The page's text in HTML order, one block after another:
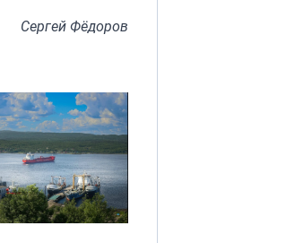
Сергей Фёдоров